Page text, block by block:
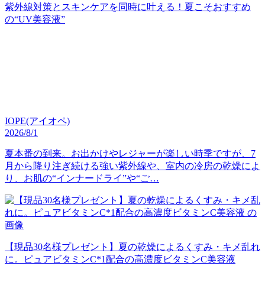
紫外線対策とスキンケアを同時に叶える！夏こそおすすめ
の“UV美容液”
IOPE(アイオペ)
2026/8/1
夏本番の到来。お出かけやレジャーが楽しい時季ですが、7
月から降り注ぎ続ける強い紫外線や、室内の冷房の乾燥によ
り、お肌の“インナードライ”や“ご…
【現品30名様プレゼント】夏の乾燥によるくすみ・キメ乱れ
に。ピュアビタミンC*1配合の高濃度ビタミンC美容液